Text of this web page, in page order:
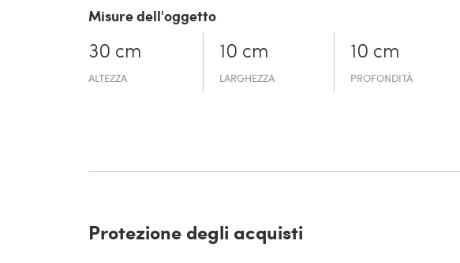
Misure dell'oggetto
30 cm
ALTEZZA
10 cm
LARGHEZZA
10 cm
PROFONDITÀ
Protezione degli acquisti